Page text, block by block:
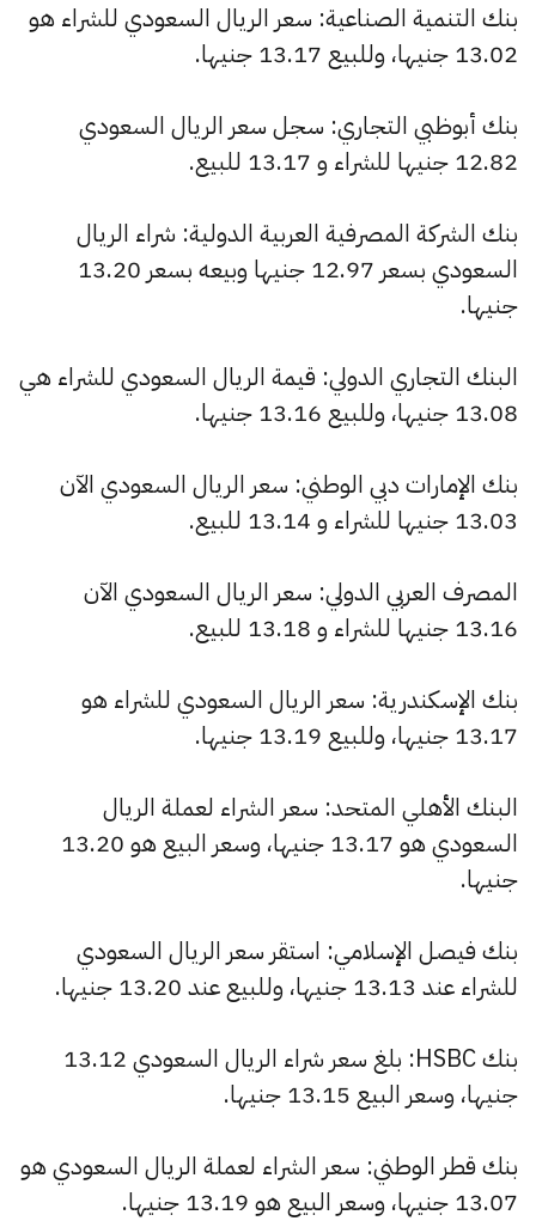
بنك التنمية الصناعية: سعر الريال السعودي للشراء هو
13.02 جنيها، وللبيع 13.17 جنيها.
بنك أبوظبي التجاري: سجل سعر الريال السعودي
12.82 جنيها للشراء و 13.17 للبيع.
بنك الشركة المصرفية العربية الدولية: شراء الريال
السعودي بسعر 12.97 جنيها وبيعه بسعر 13.20
جنيها.
البنك التجاري الدولي: قيمة الريال السعودي للشراء هي
13.08 جنيها، وللبيع 13.16 جنيها.
بنك الإمارات دبي الوطني: سعر الريال السعودي الآن
13.03 جنيها للشراء و 13.14 للبيع.
المصرف العربي الدولي: سعر الريال السعودي الآن
13.16 جنيها للشراء و 13.18 للبيع.
بنك الإسكندرية: سعر الريال السعودي للشراء هو
13.17 جنيها، وللبيع 13.19 جنيها.
البنك الأهلي المتحد: سعر الشراء لعملة الريال
السعودي هو 13.17 جنيها، وسعر البيع هو 13.20
جنيها.
بنك فيصل الإسلامي: استقر سعر الريال السعودي
للشراء عند 13.13 جنيها، وللبيع عند 13.20 جنيها.
بنك HSBC: بلغ سعر شراء الريال السعودي 13.12
جنيها، وسعر البيع 13.15 جنيها.
بنك قطر الوطني: سعر الشراء لعملة الريال السعودي هو
13.07 جنيها، وسعر البيع هو 13.19 جنيها.